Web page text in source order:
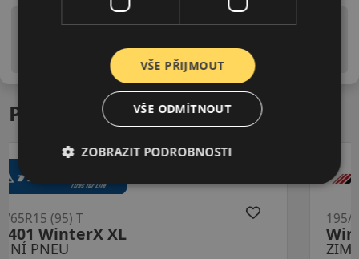
Upozornění! Hodnoty na štítku jsou pouze
is EU štítky ve smyslu dosud platné (předchozí) legislativy.
Podobné produkty
ZIMNÍ PNEU
Winmaster ProX ARW 3 XL
195/65R15 (95) T
VŠE PŘIJMOUT
VŠE ODMÍTNOUT
ZOBRAZIT PODROBNOSTI